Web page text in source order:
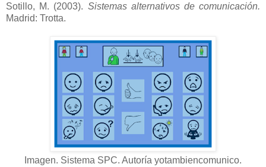
Sotillo, M. (2003). Sistemas alternativos de comunicación.
Madrid: Trotta.
Imagen. Sistema SPC. Autoría yotambiencomunico.